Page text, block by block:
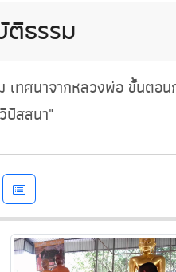
ติธรรม
ทศนาจากหลวงพ่อ ขั้นตอ
ปัสสนา"